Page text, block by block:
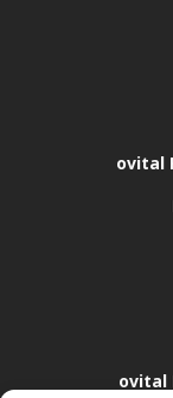
ovital
ovital